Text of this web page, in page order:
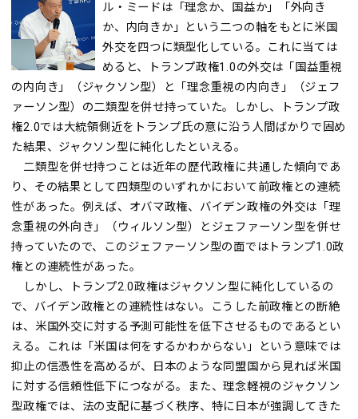
ル・ミードは「理念か、国益か」「外向き
か、内向きか」という二つの軸をもとに米国
外交を四つに類型化している。これに当ては
めると、トランプ政権1.0の外交は「国益重視
の内向き」（ジャクソン型）と「理念重視の内向き」（ジェフ
ァーソン型）の二類型を併せ持っていた。しかし、トランプ政
権2.0では大統領側近をトランプ氏の意に沿う人間ばかりで固め
た結果、ジャクソン型に純化したといえる。
二類型を併せ持つことは近年の歴代政権に共通した傾向であ
り、その結果として四類型のいずれかにおいて前政権との連続
性があった。例えば、オバマ政権、バイデン政権の外交は「理
念重視の外向き」（ウィルソン型）とジェファーソン型を併せ
持っていたので、このジェファーソン型の面ではトランプ1.0政
権との連続性があった。
しかし、トランプ2.0政権はジャクソン型に純化しているの
で、バイデン政権との連続性はない。こうした前政権との断絶
は、米国外交に対する予測可能性を低下させるものであるとい
える。これは「米国は何をするかわからない」という意味では
抑止の信憑性を高めるが、日本のような同盟国から見れば米国
に対する信頼性低下につながる。また、理念軽視のジャクソン
型政権では、法の支配に基づく秩序、特に日本が強調してきた